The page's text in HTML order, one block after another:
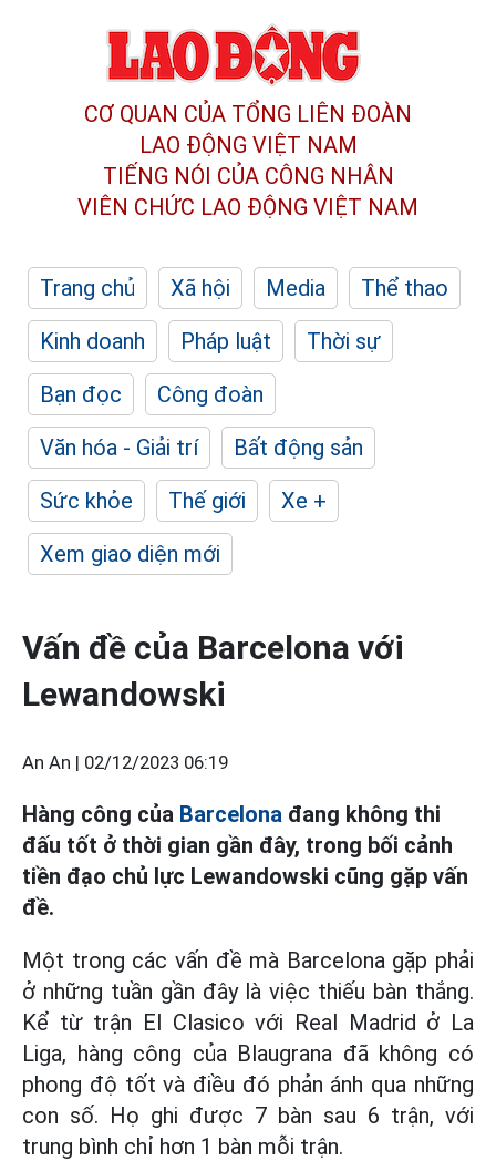
CƠ QUAN CỦA TỔNG LIÊN ĐOÀN
LAO ĐỘNG VIỆT NAM
TIẾNG NÓI CỦA CÔNG NHÂN
VIÊN CHỨC LAO ĐỘNG VIỆT NAM
Trang chủ Xã hội Media
Thể thao
Kinh doanh
Pháp luật
Thời sự
Bạn đọc
Công đoàn
Văn hóa - Giải trí
Bất động sản
Sức khỏe
Thế giới
Xe +
Xem giao diện mới
Vấn đề của Barcelona với
Lewandowski
An An | 02/12/2023 06:19
Hàng công của Barcelona đang không thi
đấu tốt ở thời gian gần đây, trong bối cảnh
tiền đạo chủ lực Lewandowski cũng gặp vấn
đề.
Một trong các vấn đề mà Barcelona gặp phải
ở những tuần gần đây là việc thiếu bàn thắng.
Kể từ trận El Clasico với Real Madrid ở La
Liga, hàng công của Blaugrana đã không có
phong độ tốt và điều đó phản ánh qua những
con số. Họ ghi được 7 bàn sau 6 trận, với
trung bình chỉ hơn 1 bàn mỗi trận.